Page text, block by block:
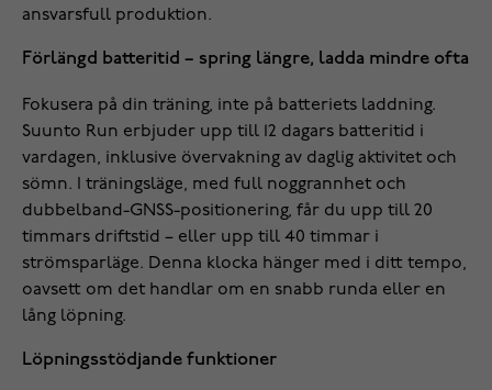
ansvarsfull produktion.
Förlängd batteritid – spring längre, ladda mindre ofta
Fokusera på din träning, inte på batteriets laddning.
Suunto Run erbjuder upp till 12 dagars batteritid i
vardagen, inklusive övervakning av daglig aktivitet och
sömn. I träningsläge, med full noggrannhet och
dubbelband-GNSS-positionering, får du upp till 20
timmars driftstid – eller upp till 40 timmar i
strömsparläge. Denna klocka hänger med i ditt tempo,
oavsett om det handlar om en snabb runda eller en
lång löpning.
Löpningsstödjande funktioner